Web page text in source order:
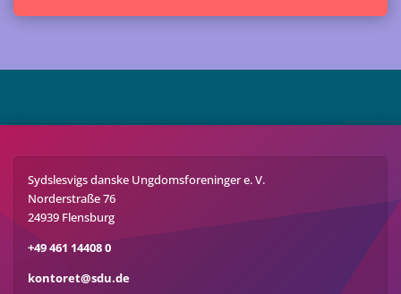
Sydslesvigs danske Ungdomsforeninger e. V.
Norderstraße 76
24939 Flensburg
+49 461 14408 0
kontoret@sdu.de